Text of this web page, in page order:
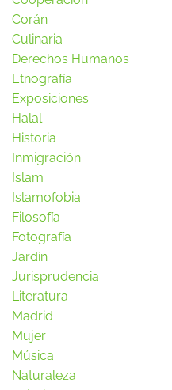
Corán
Culinaria
Derechos Humanos
Etnografía
Exposiciones
Halal
Historia
Inmigración
Islam
Islamofobia
Filosofía
Fotografía
Jardín
Jurisprudencia
Literatura
Madrid
Mujer
Música
Naturaleza